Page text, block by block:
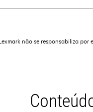
não se responsabiliza por